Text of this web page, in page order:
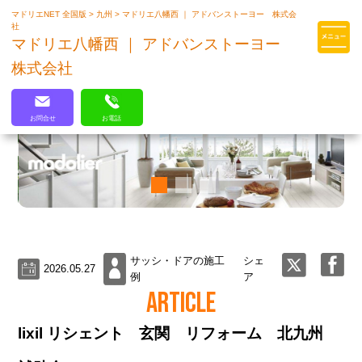
マドリエはLIXILの厳しい基準を
マドリエNET 全国版> 九州>マドリエ八幡西 ｜ アドバンストーヨー 株式会
社
マドリエ八幡西 ｜ アドバンストーヨー
株式会社
お問合せ お電話
2026.05.27
サッシ・ドアの施工
例
シェ
ア
ARTICLE
lixil リシェント 玄関 リフォーム 北九州